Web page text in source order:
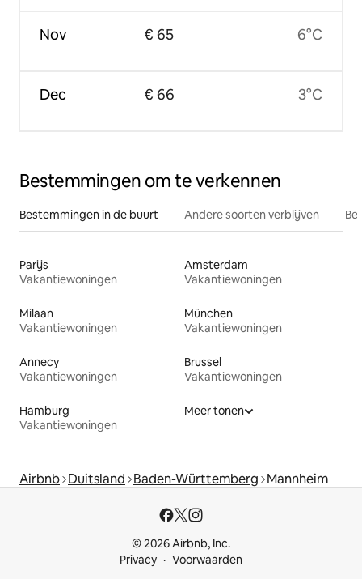
Nov
Dec
€ 65
€ 66
6°C
3°C
Bestemmingen om te verkennen
Bestemmingen in de buurt Andere soorten verblijven
Parijs
Vakantiewoningen
Amsterdam
Vakantiewoningen
Milaan
Vakantiewoningen
München
Vakantiewoningen
Annecy
Vakantiewoningen
Brussel
Vakantiewoningen
Hamburg
Vakantiewoningen
Meer tonen
Airbnb Duitsland Baden-Württemberg Mannheim
© 2026 Airbnb, Inc.
Privacy
Voorwaarden